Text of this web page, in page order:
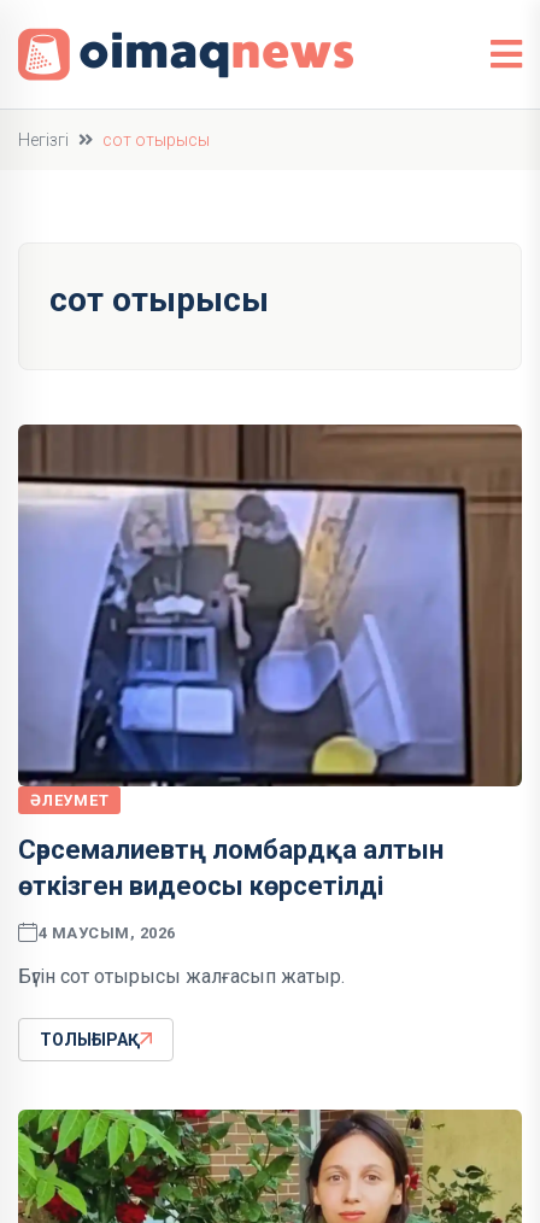
Негізгі сот отырысы
сот отырысы
ӘЛЕУМЕТ
Сәрсемалиевтң ломбардқа алтын
өткізген видеосы көрсетілді
4 МАУСЫМ, 2026
Бүгін сот отырысы жалғасып жатыр.
ТОЛЫҒЫРАҚ